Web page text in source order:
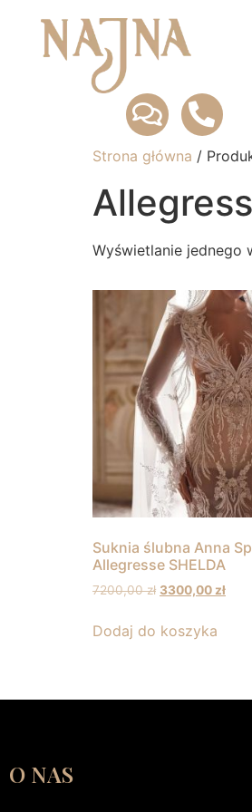
Strona główna /
Wyświetlanie jednego
Suknia ślubna Anna
Allegresse SHELDA
7200,00zł 3300,00 zł
Dodaj do koszyka
O NAS